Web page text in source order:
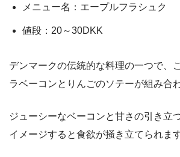
メニュー名：エープルフラシュク
値段：20～30DKK
デンマークの伝統的な料理の一つで、
ラベーコンとりんごのソテーが組み合
ジューシーなベーコンと甘さの引き立
イメージすると食欲が掻き立てられま